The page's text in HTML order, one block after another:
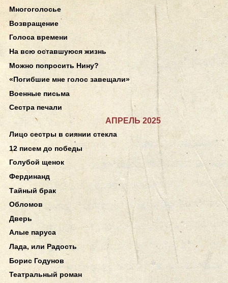
Многоголосье
Возвращение
Голоса времени
На всю оставшуюся жизнь
Можно попросить Нину?
«Погибшие мне голос завещали»
Военные письма
Сестра печали
АПРЕЛЬ 2025
Лицо сестры в сиянии стекла
12 писем до победы
Голубой щенок
Фердинанд
Тайный брак
Обломов
Дверь
Алые паруса
Лада, или Радость
Борис Годунов
Театральный роман